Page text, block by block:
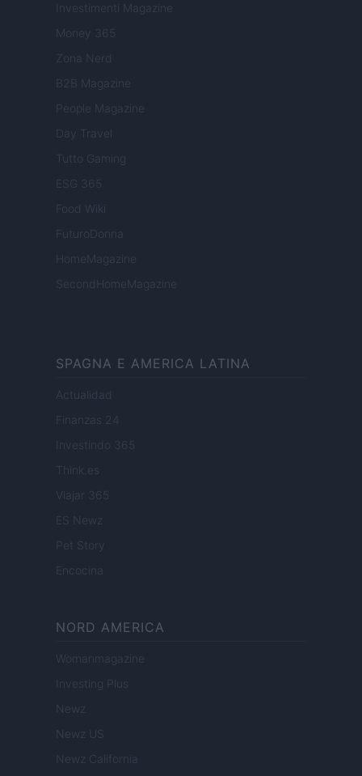
Investimenti Magazine
Money 365
Zona Nerd
B2B Magazine
People Magazine
Day Travel
Tutto Gaming
ESG 365
Food Wiki
FuturoDonna
HomeMagazine
SecondHomeMagazine
SPAGNA E AMERICA LATINA
Actualidad
Finanzas 24
Investindo 365
Think.es
Viajar 365
ES Newz
Pet Story
Encocina
NORD AMERICA
Womanmagazine
Investing Plus
Newz
Newz US
Newz California